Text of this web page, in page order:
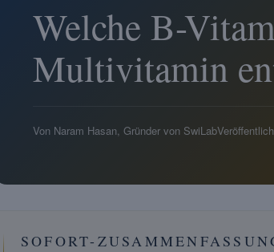
Welche B-
Multivitamin
Von Naram Hasan, Gründer von SwiLab
SOFORT-